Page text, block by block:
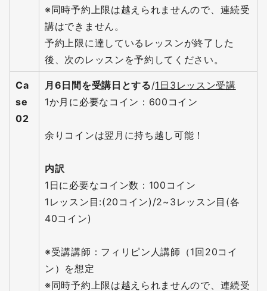
※同時予約上限は越えられませんので、連続受
講はできません。
予約上限に達しているレッスンが終了した
後、次のレッスンを予約してください。
Ca
se
02
月6日間を受講日とする/1日3レッスン受講
1か月に必要なコイン：600コイン
余りコインは翌月に持ち越し可能！
内訳
1日に必要なコイン数：100コイン
1レッスン目:(20コイン)/2~3レッスン目(各
40コイン)
※受講講師：フィリピン人講師（1回20コイ
ン）を想定
※同時予約上限は越えられませんので、連続受